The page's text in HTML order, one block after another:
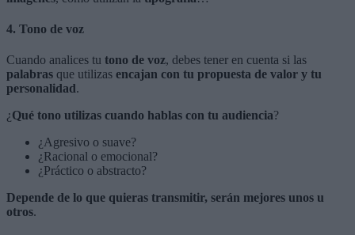
4. Tono de voz
Cuando analices tu tono de voz, debes tener en cuenta si las
palabras que utilizas encajan con tu propuesta de valor y tu
personalidad.
¿Qué tono utilizas cuando hablas con tu audiencia?
¿Agresivo o suave?
¿Racional o emocional?
¿Práctico o abstracto?
Depende de lo que quieras transmitir, serán mejores unos u
otros.